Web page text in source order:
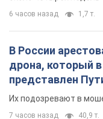
6 часов назад 1,7 т.
В России
дрона, который
представлен
Их подозревают в
7 часов назад 40,9 т.